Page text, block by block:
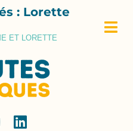
: Lorette
ET LORETTE